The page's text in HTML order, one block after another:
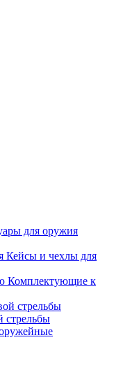
для оружия
Кейсы и чехлы для
Комплектующие к
стрельбы